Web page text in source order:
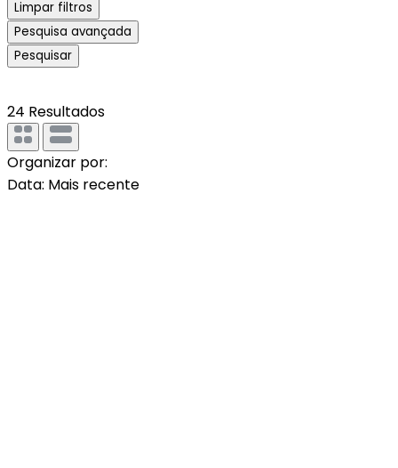
Limpar filtros
Pesquisa avançada
Pesquisar
24 Resultados
Organizar por:
Data: Mais recente